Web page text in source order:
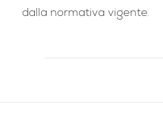
dalla normativa vigente.